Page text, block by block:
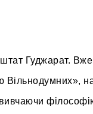
Гуджарат. Вже
Вільнодумних»,